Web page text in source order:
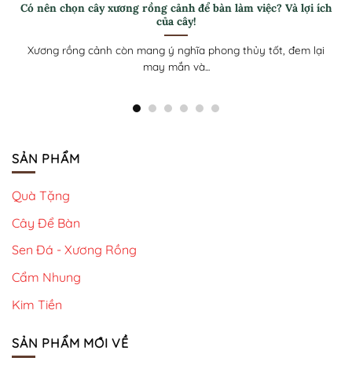
Hướng dẫn cách trồng trầu bà – Giúp cây luôn xanh tốt, thu
hút tài lộc cho gia chủ
Trầu bà không chỉ là cây cảnh đẹp mà còn mang ý nghĩa
phong thủy,...
SẢN PHẨM
Quà Tặng
Cây Để Bàn
Sen Đá - Xương Rồng
Cẩm Nhung
Kim Tiền
SẢN PHẨM MỚI VỀ